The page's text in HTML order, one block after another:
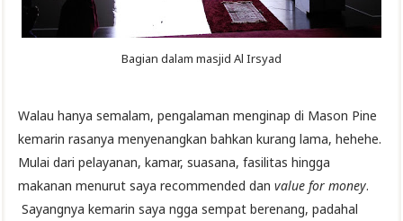
Bagian dalam masjid Al Irsyad
Walau hanya semalam, pengalaman menginap di Mason Pine
kemarin rasanya menyenangkan bahkan kurang lama, hehehe.
Mulai dari pelayanan, kamar, suasana, fasilitas hingga
makanan menurut saya recommended dan value for money.
Sayangnya kemarin saya ngga sempat berenang, padahal